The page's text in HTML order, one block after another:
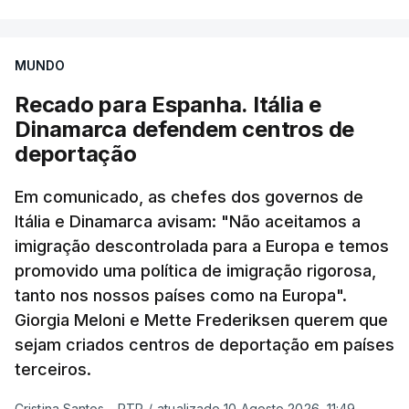
diretor, Carlos Cabreiro.
TÓPICOS
PJ,investigação
concretamente à 0h47, no entanto, ao início da
ERROR ON HTML5 MEDIA ELEMENT
ESTE CONTEÚDO ESTÁ NESTE
MOMENTO INDISPONÍVEL
O diretor da Escola Secundária de Rio Tinto
MUNDO
Recado para Espanha. Itália e
Dinamarca defendem centros de
deportação
Em comunicado, as chefes dos governos de
Itália e Dinamarca avisam: "Não aceitamos a
imigração descontrolada para a Europa e temos
promovido uma política de imigração rigorosa,
tanto nos nossos países como na Europa".
Giorgia Meloni e Mette Frederiksen querem que
sejam criados centros de deportação em países
terceiros.